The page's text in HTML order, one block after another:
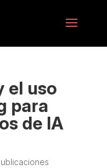
el uso
para
de IA